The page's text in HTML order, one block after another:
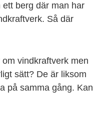
berg där man har
Så där
vindkraftverk men
sätt? De är liksom
på samma gång. Kan